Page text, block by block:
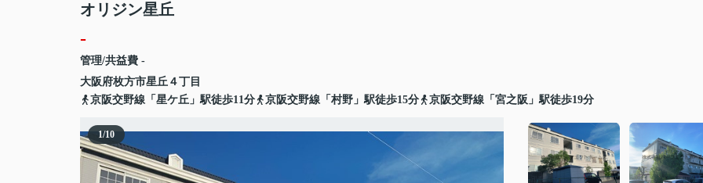
オリジン星丘
-
管理/共益費 -
大阪府枚方市星丘 ４丁目
京阪交野線「星ケ丘」駅徒歩11分
京阪交野線「村野」駅徒歩15分 京阪交野線「宮之阪」駅徒歩19分
1/10